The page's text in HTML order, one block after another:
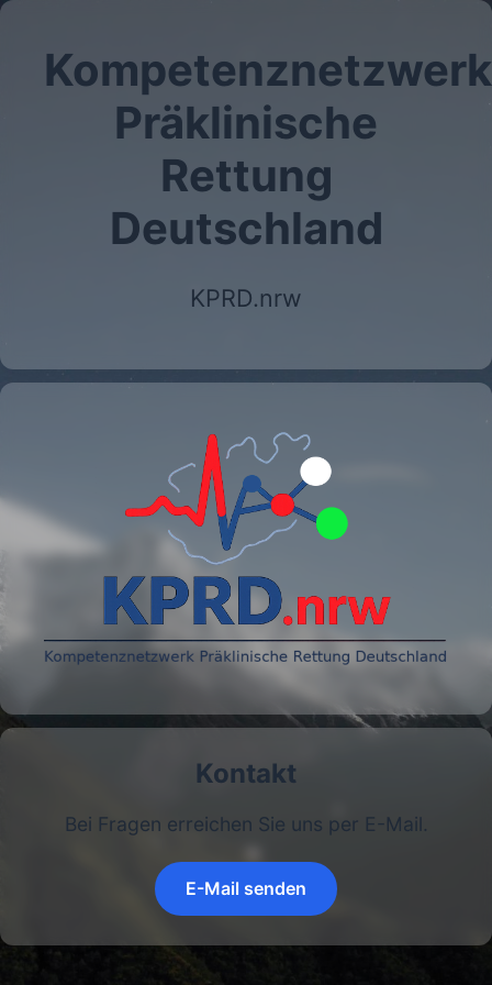
Kompetenznetzwerk
Präklinische
Rettung
Deutschland
KPRD.nrw
Kontakt
Bei Fragen erreichen Sie uns per E-Mail.
E-Mail senden